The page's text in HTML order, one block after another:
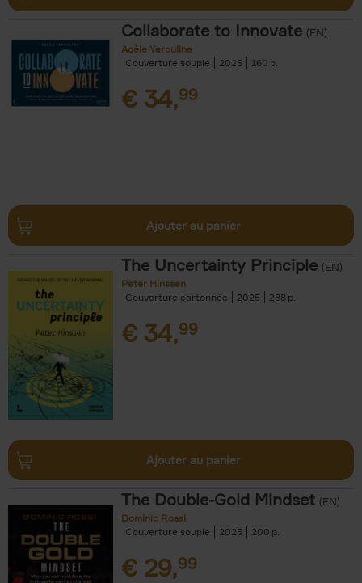
Collaborate to Innovate (EN)
Adèle Yaroulina
Couverture souple
2025 160
€ 34,99
Ajouter au panier
The Uncertainty Principle (EN)
Peter Hinssen
Couverture cartonnée
2025 288
€ 34,99
Ajouter au panier
The Double-Gold Mindset (EN)
Dominic Rossi
Couverture souple
2025 200
€ 29,99